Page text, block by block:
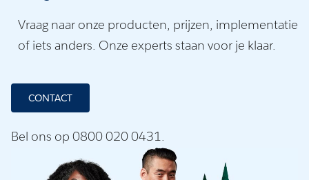
Vraag naar onze producten, prijzen, implementatie
of iets anders. Onze experts staan voor je klaar.
CONTACT
Bel ons op 0800 020 0431.